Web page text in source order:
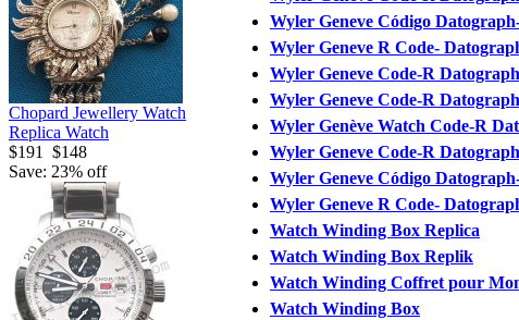
Chopard Jewellery Watch
Replica Watch
$191
$148
Save: 23% off
Wyler Geneve Código
Wyler Geneve R Code-
Wyler Geneve Code-R
Wyler Geneve Code-R
Wyler Genève Watch Code-R
Wyler Geneve Code-R
Wyler Geneve Código
Wyler Geneve R Code-
Watch Winding Box Replica
Watch Winding Box Replik
Watch Winding Coffret pour
Watch Winding Box